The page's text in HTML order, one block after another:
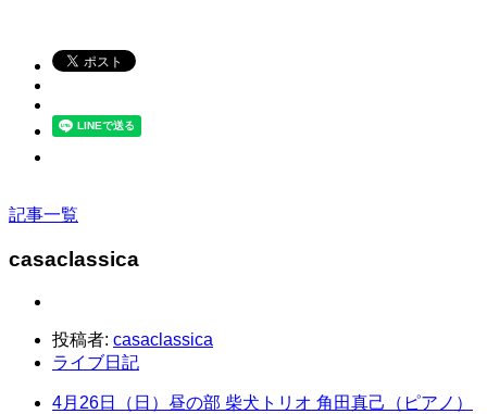
記事一覧
casaclassica
投稿者: casaclassica
ライブ日記
4月26日（日）昼の部 柴犬トリオ 角田真己（ピアノ）